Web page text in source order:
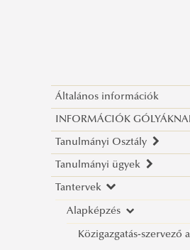
Általános információk
INFORMÁCIÓK
Tanulmányi Osztály
Ügyfélfogadás
Elérhetőségek
Tanulmányi ügyek
Tanév rendje
2026/2027. tanév rendje
Tájékoztatók
Neptun
Tantervek
Alapképzés
Közigazgatás-szervező